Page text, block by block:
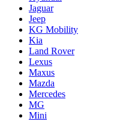
Jaguar
Jeep
KG Mobility
Kia
Land Rover
Lexus
Maxus
Mazda
Mercedes
MG
Mini